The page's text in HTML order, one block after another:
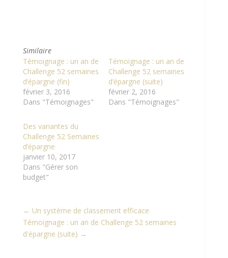
Similaire
Témoignage : un an de
Challenge 52 semaines
d’épargne (fin)
février 3, 2016
Dans "Témoignages"
Témoignage : un an de
Challenge 52 semaines
d’épargne (suite)
février 2, 2016
Dans "Témoignages"
Des variantes du
Challenge 52 Semaines
d’épargne
janvier 10, 2017
Dans "Gérer son
budget"
← Un système de classement efficace
Témoignage : un an de Challenge 52 semaines
d'épargne (suite) →